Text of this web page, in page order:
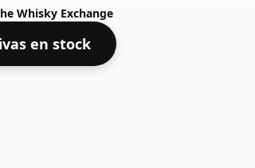
cl.
Whisky Exchange
en stock